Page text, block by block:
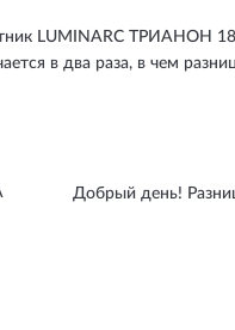
LUMINARC ТРИАНОН
в два раза, в чем
Добрый день!